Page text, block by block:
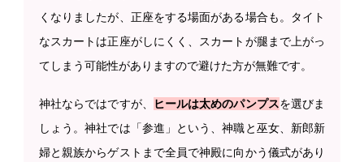
くなりましたが、正座をする場面がある場合も。タイト
なスカートは正座がしにくく、スカートが腿まで上がっ
てしまう可能性がありますので避けた方が無難です。
神社ならではですが、 ヒールは太めのパンプスを選びま
しょう。神社では「参進」という、神職と巫女、新郎新
婦と親族からゲストまで全員で神殿に向かう儀式があり